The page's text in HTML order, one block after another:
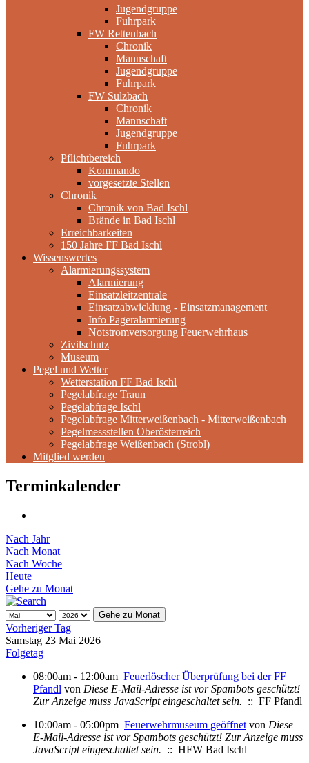
Jugendgruppe
Fuhrpark
FW Rettenbach
Chronik
Mannschaft
Jugendgruppe
Fuhrpark
FW Sulzbach
Chronik
Mannschaft
Jugendgruppe
Fuhrpark
Pflichtbereich
Kommando
vorgesetzte Stellen
Chronik
Chronik von Bad Ischl
Brände in Bad Ischl
Erreichbarkeiten
150 Jahre FF Bad Ischl
Wissenswertes
Alarmierungssystem
Alarmierung
Einsatzleitzentrale
Einsatzabwicklung - Einsatzmanagement
Info Pageralarmierung
Notstromversorgung Feuerwehrhaus
Zivilschutz
Museum
Pegel und Wetter
Wetterstation FF Bad Ischl
Pegelabfrage Traun
Pegelabfrage Ischl
Pegelabfrage Mitterweißenbach - Mitterweißenbach
Pegelmessstellen Oberösterreich
Pegelabfrage Weißenbach (Strobl)
Mitglied werden
Terminkalender
Nach Jahr
Nach Monat
Nach Woche
Heute
Gehe zu Monat
Gehe zu Monat
Vorheriger Tag
Samstag 23 Mai 2026
Folgetag
08:00am - 12:00am Feuerlöscher Überprüfung bei der FF
Pfandl von Diese E-Mail-Adresse ist vor Spambots geschützt!
Zur Anzeige muss JavaScript eingeschaltet sein. :: FF Pfandl
10:00am - 05:00pm Feuerwehrmuseum geöffnet von Diese
E-Mail-Adresse ist vor Spambots geschützt! Zur Anzeige muss
JavaScript eingeschaltet sein. :: HFW Bad Ischl